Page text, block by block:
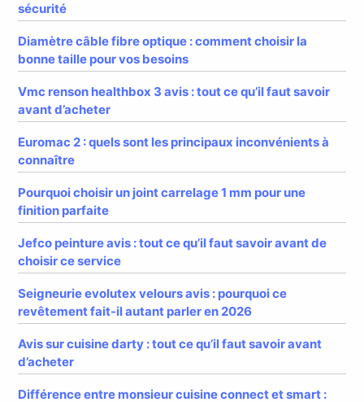
sécurité
Diamètre câble fibre optique : comment choisir la
bonne taille pour vos besoins
Vmc renson healthbox 3 avis : tout ce qu’il faut savoir
avant d’acheter
Euromac 2 : quels sont les principaux inconvénients à
connaître
Pourquoi choisir un joint carrelage 1 mm pour une
finition parfaite
Jefco peinture avis : tout ce qu’il faut savoir avant de
choisir ce service
Seigneurie evolutex velours avis : pourquoi ce
revêtement fait-il autant parler en 2026
Avis sur cuisine darty : tout ce qu’il faut savoir avant
d’acheter
Différence entre monsieur cuisine connect et smart :